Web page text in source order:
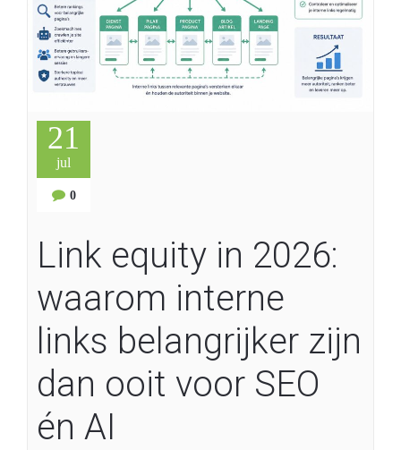
21
jul
0
Link equity in 2026:
waarom interne
links belangrijker zijn
dan ooit voor SEO
én AI